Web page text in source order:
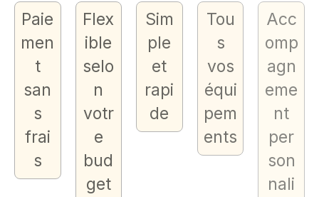
Paie
men
t
san
s
frai
s
Flex
ible
selo
n
votr
e
bud
get
Sim
ple
et
rapi
de
Tou
s
vos
équi
pem
ents
Acc
omp
agn
eme
nt
per
son
nali